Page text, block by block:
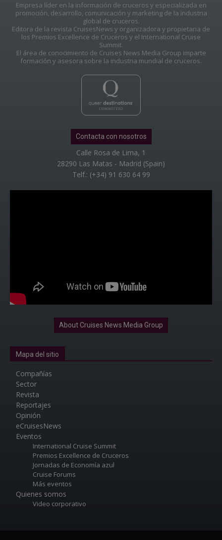
Empresa líder en la información de cruceros y especializada en
promoción, desarrollo, comunicación y marketing de la industria
global de cruceros.
Editora de la revista CruisesNews y organizadora y propietaria de
los Premios Excellence de Cruceros y el International Cruise
Summit.
El área de conocimiento de Cruises News Media Group imparte
formación y asesora sobre la industria mundial de cruceros.
Contacta con nosotros
Calle Rosa de Lima, 1
28290 Las Matas - Madrid (Spain)
Telf.: (+34) 91 630 64 99
About Cruises News Media Group
Mapa del sitio
Compañías
Sector
Revista
Reportajes
Opinión
eCruisesNews
Eventos
International Cruise Summit
Premios Excellence de Cruceros
Jornadas de Economía azul
Cruise Forums
Más eventos
Quienes somos
Video corporativo